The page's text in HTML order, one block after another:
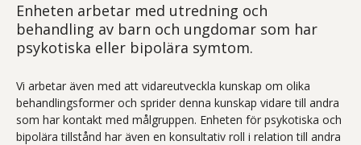
Enheten arbetar med utredning och
behandling av barn och ungdomar som har
psykotiska eller bipolära symtom.
Vi arbetar även med att vidareutveckla kunskap om olika
behandlingsformer och sprider denna kunskap vidare till andra
som har kontakt med målgruppen. Enheten för psykotiska och
bipolära tillstånd har även en konsultativ roll i relation till andra